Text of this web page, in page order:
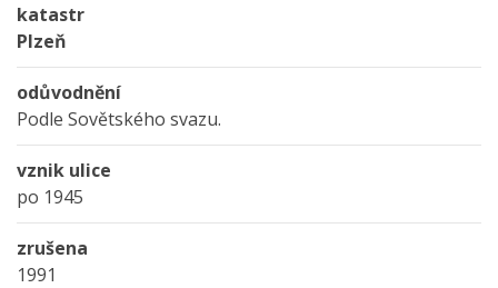
katastr
Plzeň
odůvodnění
Podle Sovětského svazu.
vznik ulice
po 1945
zrušena
1991